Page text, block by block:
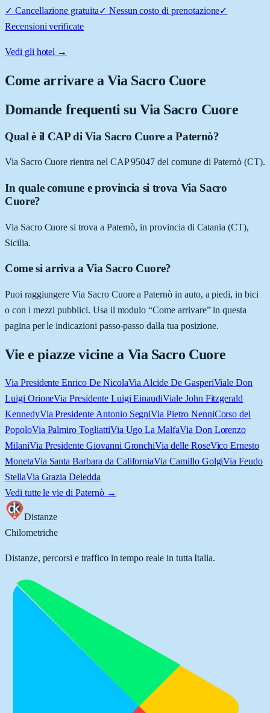
✓ Cancellazione gratuita✓ Nessun costo di prenotazione✓
Recensioni verificate
Vedi gli hotel →
Come arrivare aVia Sacro Cuore
Domande frequenti su Via Sacro Cuore
Qual è il CAP di Via Sacro Cuore a Paternò?
Via Sacro Cuore rientra nel CAP 95047 del comune di Paternò (CT).
In quale comune e provincia si trova Via Sacro
Cuore?
Via Sacro Cuore si trova a Paternò, in provincia di Catania (CT),
Sicilia.
Come si arriva a Via Sacro Cuore?
Puoi raggiungere Via Sacro Cuore a Paternò in auto, a piedi, in bici
o con i mezzi pubblici. Usa il modulo “Come arrivare” in questa
pagina per le indicazioni passo-passo dalla tua posizione.
Vie e piazze vicine a Via Sacro Cuore
Via Presidente Enrico De NicolaVia Alcide De GasperiViale Don
Luigi OrioneVia Presidente Luigi EinaudiViale John Fitzgerald
KennedyVia Presidente Antonio SegniVia Pietro NenniCorso del
PopoloVia Palmiro TogliattiVia Ugo La MalfaVia Don Lorenzo
MilaniVia Presidente Giovanni GronchiVia delle RoseVico Ernesto
MonetaVia Santa Barbara da CaliforniaVia Camillo GolgiVia Feudo
StellaVia Grazia Deledda
Vedi tutte le vie di Paternò→
Distanze
Chilometriche
Distanze, percorsi e traffico in tempo reale in tutta Italia.